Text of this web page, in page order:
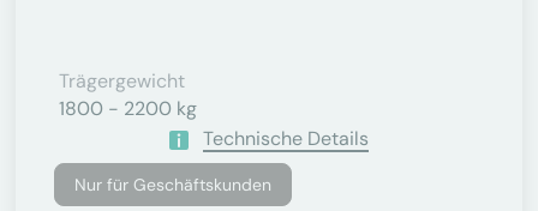
Trägergewicht
1800 - 2200 kg
Technische Details
Nur für Geschäftskunden